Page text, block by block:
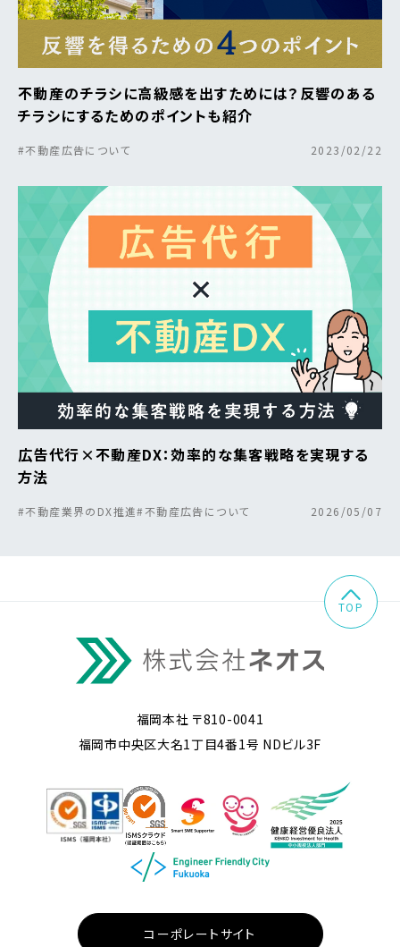
不動産のチラシに高級感を出すためには？反響のある
チラシにするためのポイントも紹介
#不動産広告について 2023/02/22
広告代行×不動産DX：効率的な集客戦略を実現する
方法
#不動産業界のDX推進#不動産広告について 2026/05/07
福岡本社 〒810-0041
福岡市中央区大名1丁目4番1号 NDビル3F
コーポレートサイト
TOP